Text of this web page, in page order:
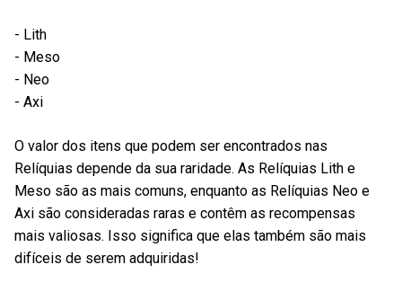
- Lith
- Meso
- Neo
- Axi
O valor dos itens que podem ser encontrados nas
Relíquias depende da sua raridade. As Relíquias Lith e
Meso são as mais comuns, enquanto as Relíquias Neo e
Axi são consideradas raras e contêm as recompensas
mais valiosas. Isso significa que elas também são mais
difíceis de serem adquiridas!